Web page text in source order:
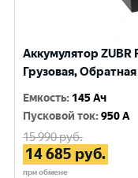
Аккумулятор ZUBR
Грузовая,
Емкость: 145 Ач
Пусковой ток:950 A
15 990руб.
14 685 руб.
при обмене